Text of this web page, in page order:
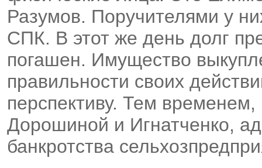
Разумов. Поручителями у
СПК. В этот же день долг
погашен. Имущество
правильности своих
перспективу. Тем
Дорошиной и Игнатченко,
банкротства